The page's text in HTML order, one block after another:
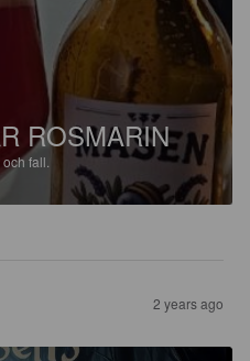
ROSMARIN
fall.
2 years ago